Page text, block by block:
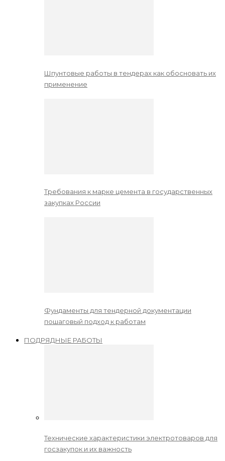
Шпунтовые работы в тендерах как обосновать их
применение
Требования к марке цемента в государственных
закупках России
Фундаменты для тендерной документации
пошаговый подход к работам
ПОДРЯДНЫЕ РАБОТЫ
Технические характеристики электротоваров для
госзакупок и их важность